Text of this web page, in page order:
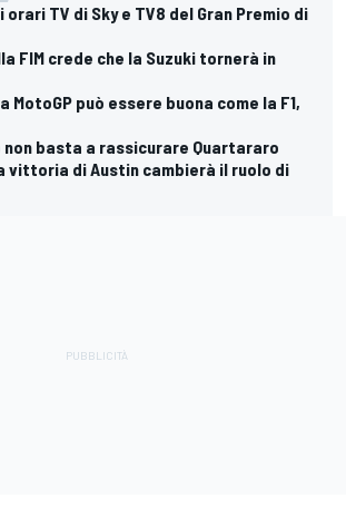
orari TV di Sky e TV8 del Gran Premio di
FIM crede che la Suzuki tornerà in
MotoGP può essere buona come la F1,
non basta a rassicurare Quartararo
vittoria di Austin cambierà il ruolo di